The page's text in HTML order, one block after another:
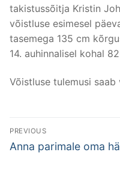
takistussõitja Kristin
võistluse esimesel
tasemega 135 cm
14. auhinnalisel kohal
Võistluse tulemusi saab
Post
navigation
PREVIOUS
Previous
Anna parimale oma